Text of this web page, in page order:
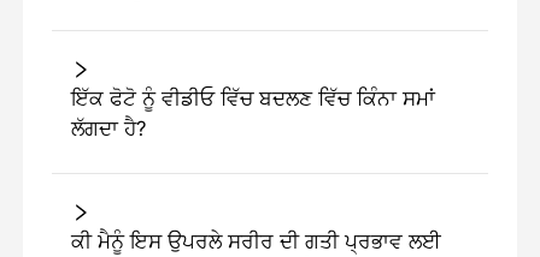
ਇੱਕ ਫੋਟੋ ਨੂੰ ਵੀਡੀਓ ਵਿੱਚ ਬਦਲਣ ਵਿੱਚ ਕਿੰਨਾ ਸਮਾਂ
ਲੱਗਦਾ ਹੈ?
ਕੀ ਮੈਨੂੰ ਇਸ ਉਪਰਲੇ ਸਰੀਰ ਦੀ ਗਤੀ ਪ੍ਰਭਾਵ ਲਈ